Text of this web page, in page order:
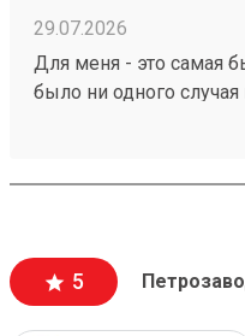
29.07.2026
Для меня - это самая
было ни одного случая
Рекомендую! Заказ
5